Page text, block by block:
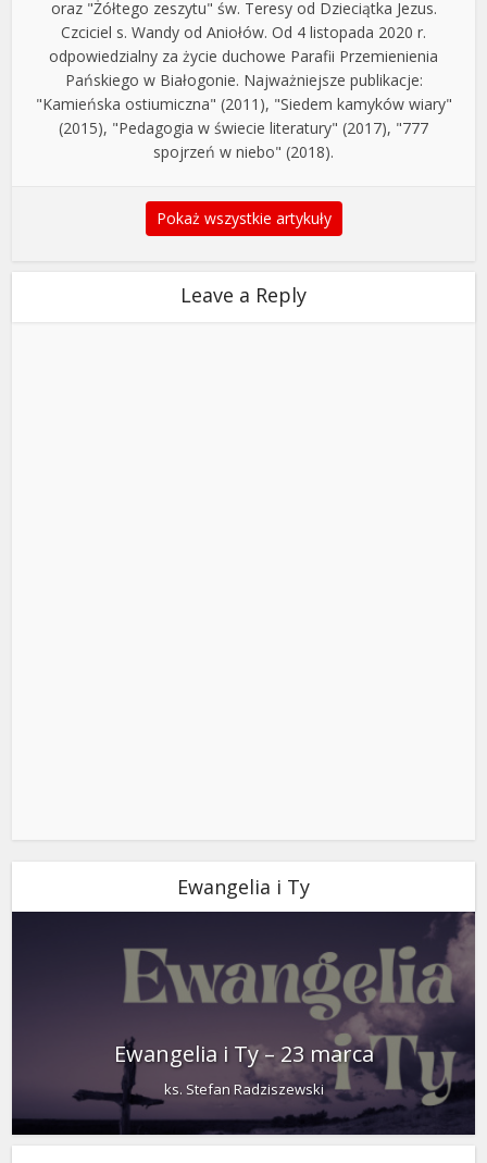
oraz "Żółtego zeszytu" św. Teresy od Dzieciątka Jezus.
Czciciel s. Wandy od Aniołów. Od 4 listopada 2020 r.
odpowiedzialny za życie duchowe Parafii Przemienienia
Pańskiego w Białogonie. Najważniejsze publikacje:
"Kamieńska ostiumiczna" (2011), "Siedem kamyków wiary"
(2015), "Pedagogia w świecie literatury" (2017), "777
spojrzeń w niebo" (2018).
Pokaż wszystkie artykuły
Leave a Reply
Ewangelia i Ty
Ewangelia i Ty – 23 marca
ks. Stefan Radziszewski